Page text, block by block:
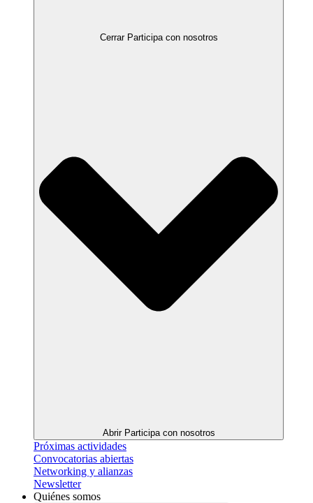
Cerrar Participa con nosotros
Abrir Participa con nosotros
Próximas actividades
Convocatorias abiertas
Networking y alianzas
Newsletter
Quiénes somos